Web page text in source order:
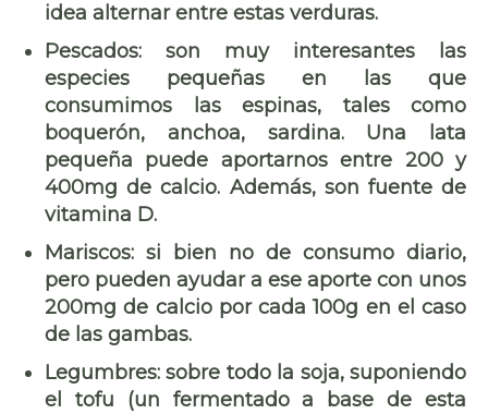
idea alternar entre estas verduras.
Pescados: son muy interesantes las
especies pequeñas en las que
consumimos las espinas, tales como
boquerón, anchoa, sardina. Una lata
pequeña puede aportarnos entre 200 y
400mg de calcio. Además, son fuente de
vitamina D.
Mariscos: si bien no de consumo diario,
pero pueden ayudar a ese aporte con unos
200mg de calcio por cada 100g en el caso
de las gambas.
Legumbres: sobre todo la soja, suponiendo
el tofu (un fermentado a base de esta